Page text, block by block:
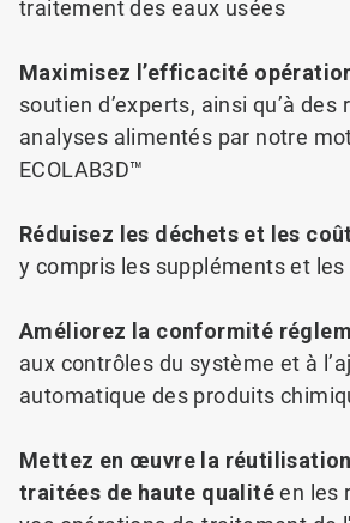
traitement des eaux usées
Maximisez l’efficacité
soutien d’experts, ainsi qu’à
analyses alimentés par notre
ECOLAB3D™
Réduisez les déchets et les
y compris les suppléments et
Améliorez la conformité
aux contrôles du système et à
automatique des produits
Mettez en œuvre la réutilisation
traitées de haute qualitéen les